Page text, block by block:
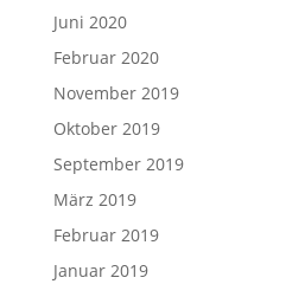
Juni 2020
Februar 2020
November 2019
Oktober 2019
September 2019
März 2019
Februar 2019
Januar 2019